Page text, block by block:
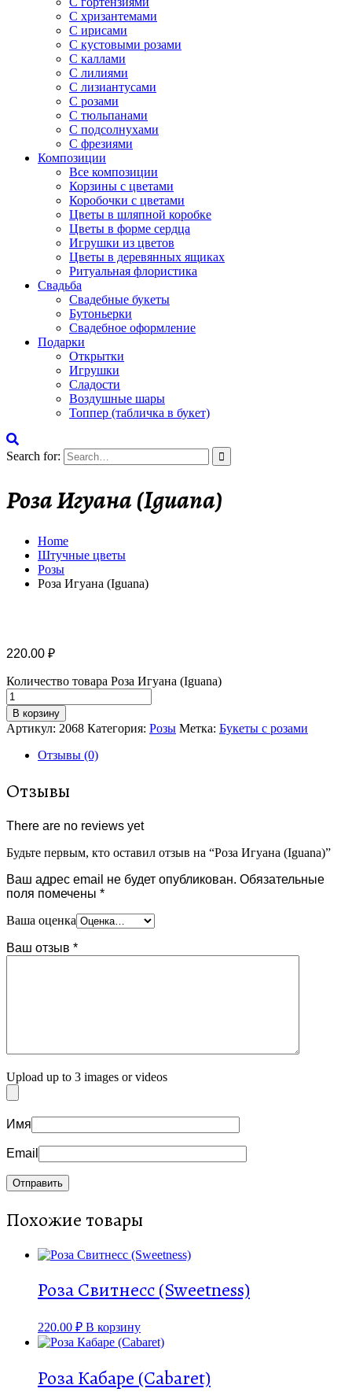
С хризантемами
С ирисами
С кустовыми розами
С каллами
С лилиями
С лизиантусами
С розами
С тюльпанами
С подсолнухами
С фрезиями
Композиции
Все композиции
Корзины с цветами
Коробочки с цветами
Цветы в шляпной коробке
Цветы в форме сердца
Игрушки из цветов
Цветы в деревянных ящиках
Ритуальная флористика
Свадьба
Свадебные букеты
Бутоньерки
Свадебное оформление
Подарки
Открытки
Игрушки
Сладости
Воздушные шары
Топпер (табличка в букет)
Search for:
Роза Игуана (Iguana)
Home
Штучные цветы
Розы
Роза Игуана (Iguana)
220.00 ₽
Количество товара Роза Игуана (Iguana)
В корзину
Артикул: 2068 Категория: Розы Метка: Букеты с розами
Отзывы (0)
Отзывы
There are no reviews yet
Будьте первым, кто оставил отзыв на “Роза Игуана (Iguana)”
Ваш адрес email не будет опубликован. Обязательные
поля помечены *
Ваша оценка
Ваш отзыв *
Upload up to 3 images or videos
Имя
Email
Похожие товары
Роза Свитнесс (Sweetness)
220.00 ₽ В корзину
Роза Кабаре (Cabaret)